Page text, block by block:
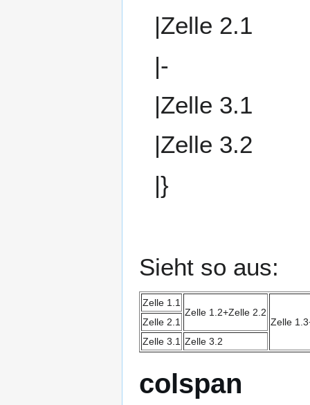
|Zelle 2.1
|-
|Zelle 3.1
|Zelle 3.2
|}
Sieht so aus:
Zelle 1.1
Zelle 1.2+Zelle 2.2
Zelle
Zelle 2.1
Zelle 3.1 Zelle 3.2
colspan